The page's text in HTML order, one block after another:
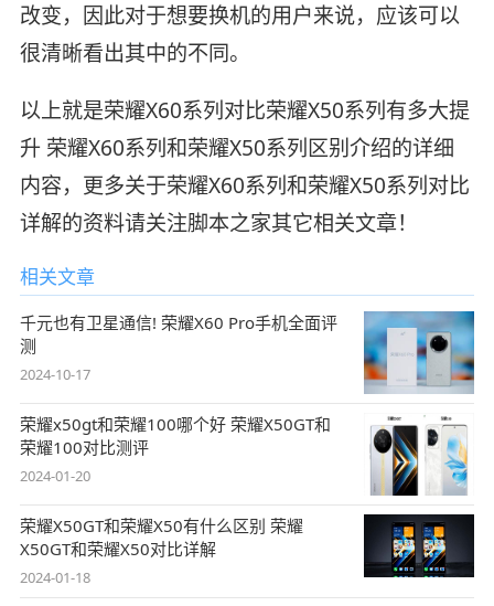
改变，因此对于想要换机的用户来说，应该可以
很清晰看出其中的不同。
以上就是荣耀X60系列对比荣耀X50系列有多大提
升 荣耀X60系列和荣耀X50系列区别介绍的详细
内容，更多关于荣耀X60系列和荣耀X50系列对比
详解的资料请关注脚本之家其它相关文章！
相关文章
千元也有卫星通信! 荣耀X60 Pro手机全面评
测
2024-10-17
荣耀x50gt和荣耀100哪个好 荣耀X50GT和
荣耀100对比测评
2024-01-20
荣耀X50GT和荣耀X50有什么区别 荣耀
X50GT和荣耀X50对比详解
2024-01-18